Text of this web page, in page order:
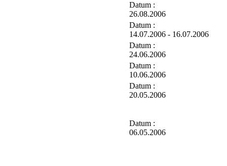
Datum :
26.08.2006
Datum :
14.07.2006 - 16.07.2006
Datum :
24.06.2006
Datum :
10.06.2006
Datum :
20.05.2006
Datum :
06.05.2006